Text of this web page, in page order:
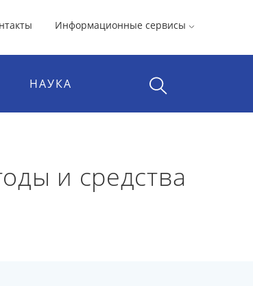
Информационные сервисы
НАУКА
и средства